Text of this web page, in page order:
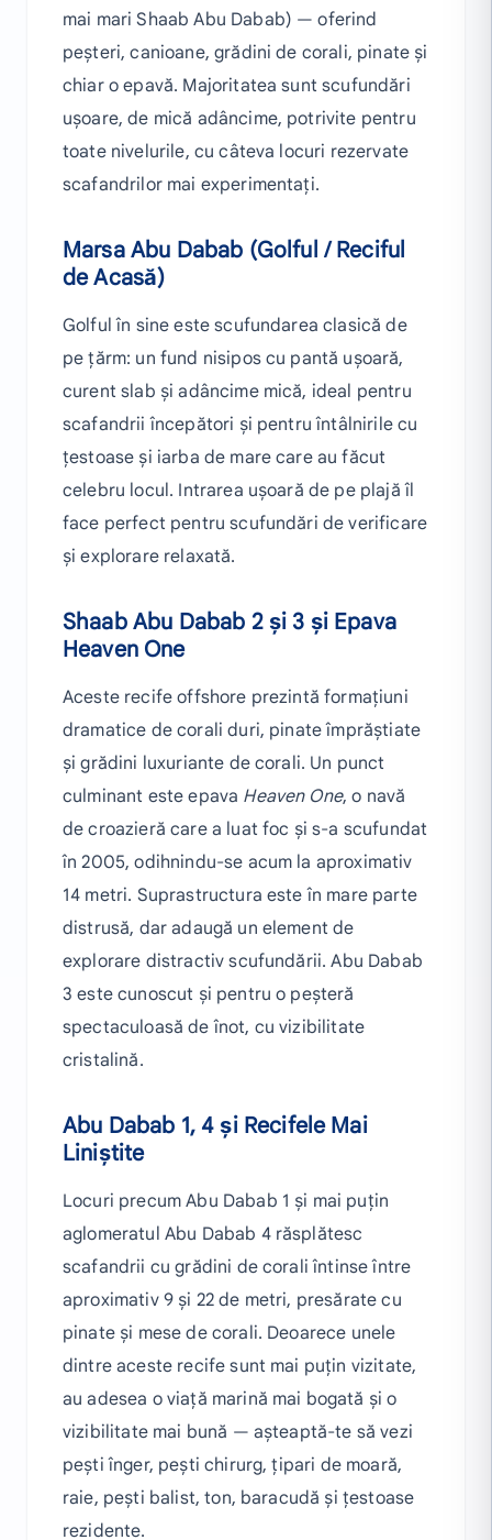
mai mari Shaab Abu Dabab) — oferind
peșteri, canioane, grădini de corali, pinate și
chiar o epavă. Majoritatea sunt scufundări
ușoare, de mică adâncime, potrivite pentru
toate nivelurile, cu câteva locuri rezervate
scafandrilor mai experimentați.
Marsa Abu Dabab (Golful / Reciful
de Acasă)
Golful în sine este scufundarea clasică de
pe țărm: un fund nisipos cu pantă ușoară,
curent slab și adâncime mică, ideal pentru
scafandrii începători și pentru întâlnirile cu
țestoase și iarba de mare care au făcut
celebru locul. Intrarea ușoară de pe plajă îl
face perfect pentru scufundări de verificare
și explorare relaxată.
Shaab Abu Dabab 2 și 3 și Epava
Heaven One
Aceste recife offshore prezintă formațiuni
dramatice de corali duri, pinate împrăștiate
și grădini luxuriante de corali. Un punct
culminant este epava Heaven One, o navă
de croazieră care a luat foc și s-a scufundat
în 2005, odihnindu-se acum la aproximativ
14 metri. Suprastructura este în mare parte
distrusă, dar adaugă un element de
explorare distractiv scufundării. Abu Dabab
3 este cunoscut și pentru o peșteră
spectaculoasă de înot, cu vizibilitate
cristalină.
Abu Dabab 1, 4 și Recifele Mai
Liniștite
Locuri precum Abu Dabab 1 și mai puțin
aglomeratul Abu Dabab 4 răsplătesc
scafandrii cu grădini de corali întinse între
aproximativ 9 și 22 de metri, presărate cu
pinate și mese de corali. Deoarece unele
dintre aceste recife sunt mai puțin vizitate,
au adesea o viață marină mai bogată și o
vizibilitate mai bună — așteaptă-te să vezi
pești înger, pești chirurg, țipari de moară,
raie, pești balist, ton, baracudă și țestoase
rezidente.